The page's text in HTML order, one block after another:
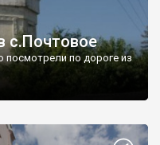
с.Почтовое
по дороге из